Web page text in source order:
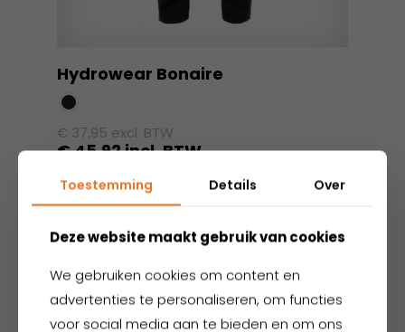
Hydrowear Bonaire
€ 37,95 excl. BTW
€45,92incl. BTW
Dit
product
meerdere
variaties.
Deze
optie
Toestemming Details Over
Deze website maakt gebruik van cookies
We gebruiken cookies om content en
advertenties te personaliseren, om functies
voor social media aan te bieden en om ons